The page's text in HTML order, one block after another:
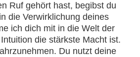
Ruf gehört hast, begibst du
die Verwirklichung deines
ich dich mit in die Welt der
die stärkste Macht ist.
Du nutzt deine